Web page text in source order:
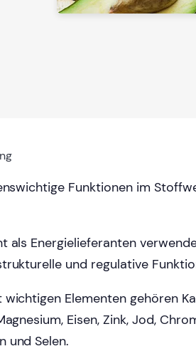
Funktionen im
als Energielieferanten
und regulative
Elementen gehören
Eisen, Zink, Jod,
und Selen.